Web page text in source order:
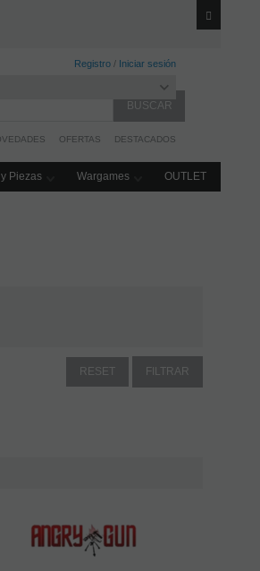
Wargames)
Registro / Iniciar sesión
OFERTAS DESTACADOS
Piezas Wargames OUTLET